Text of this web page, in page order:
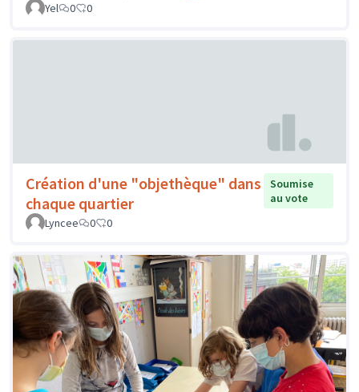
Yel
0 0
Création d'une "objethèque" dans
chaque quartier
Soumise
au vote
Lyncee
0 0